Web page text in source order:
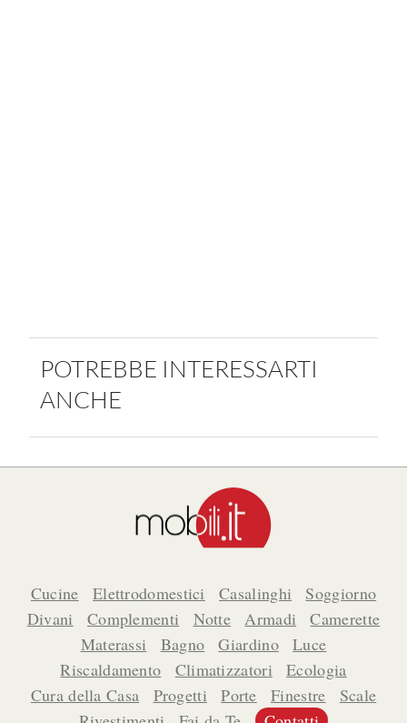
POTREBBE INTERESSARTI
ANCHE
Cucine Elettrodomestici Casalinghi
Soggiorno
Divani
Complementi Notte Armadi
Camerette
Materassi
Bagno Giardino
Luce
Riscaldamento
Climatizzatori
Ecologia
Cura della Casa
Progetti Porte Finestre
Scale